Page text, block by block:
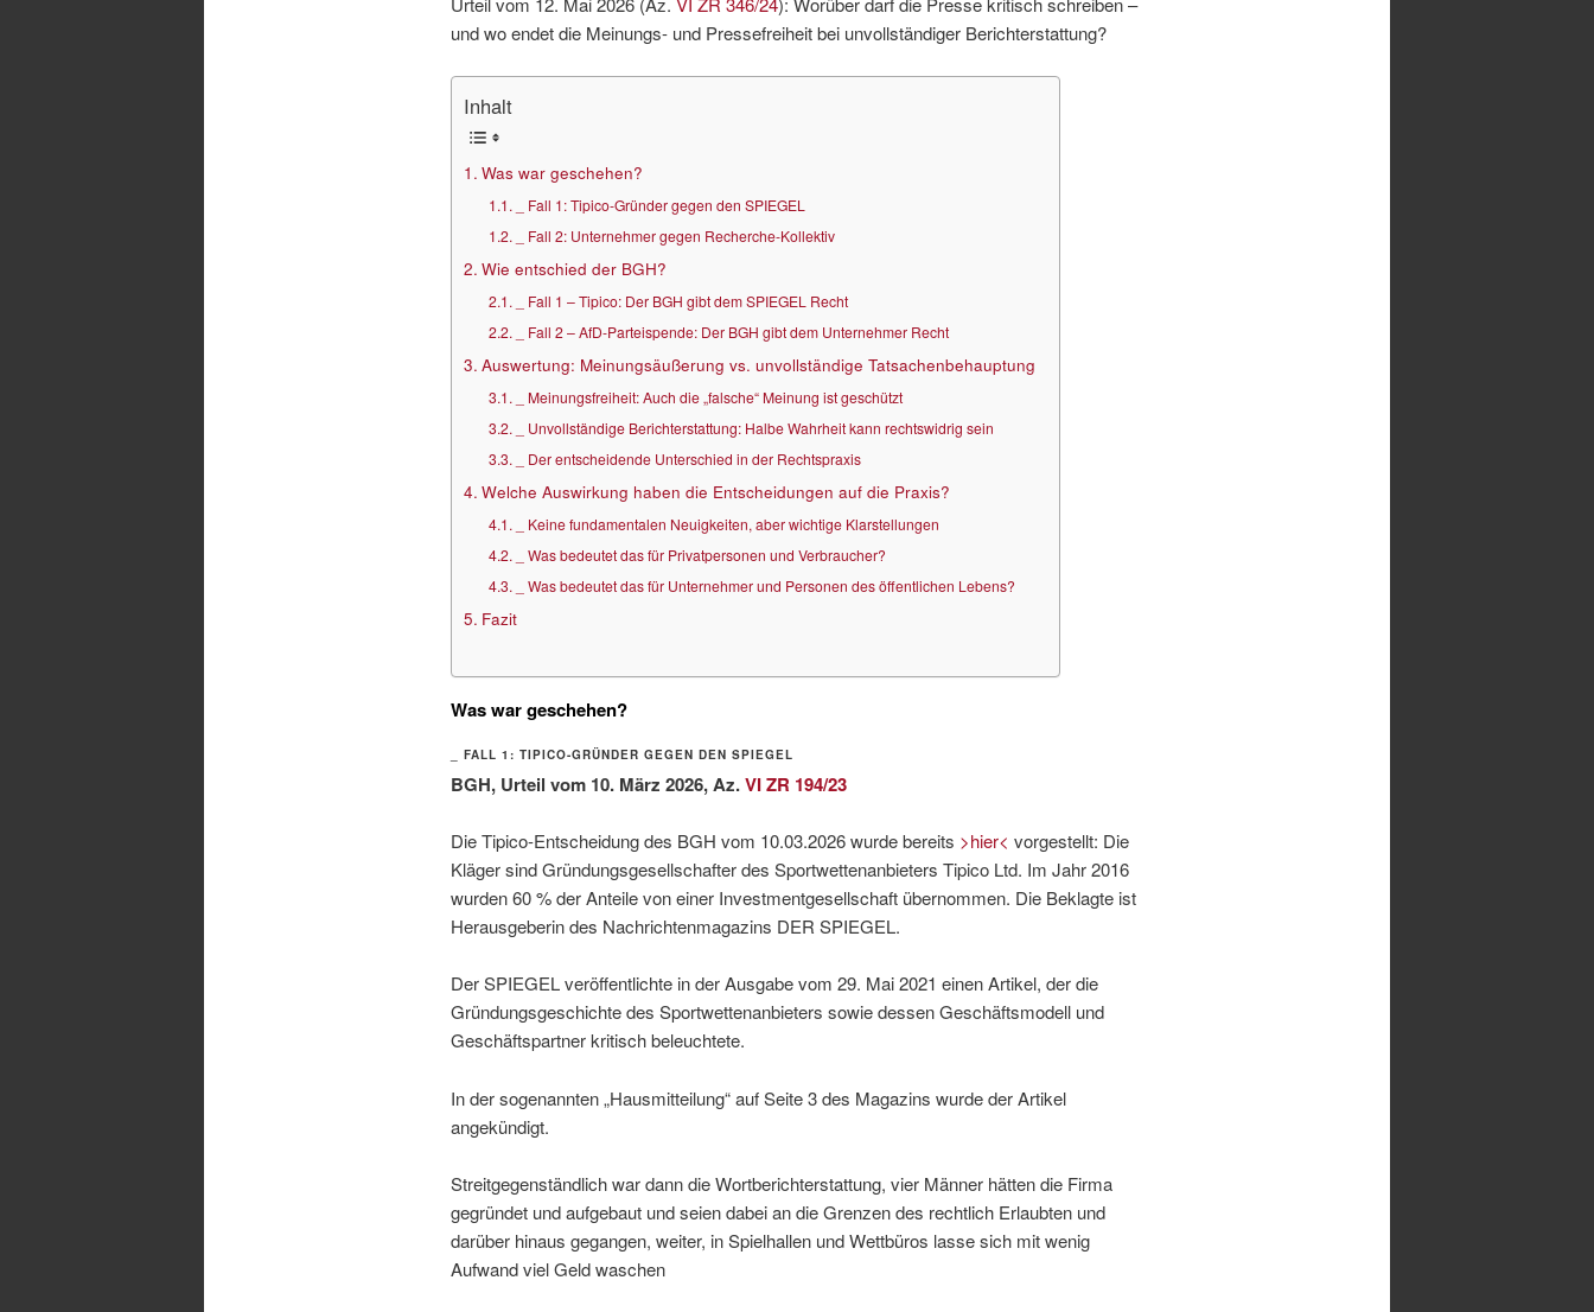
und wo endet die Meinungs- und Pressefreiheit bei unvollständiger Berichterstattung?
Inhalt
Was war geschehen?
_ Fall 1: Tipico-Gründer gegen den SPIEGEL
_ Fall 2: Unternehmer gegen Recherche-Kollektiv
Wie entschied der BGH?
_ Fall 1 – Tipico: Der BGH gibt dem SPIEGEL Recht
_ Fall 2 – AfD-Parteispende: Der BGH gibt dem Unternehmer Recht
Auswertung: Meinungsäußerung vs. unvollständige Tatsachenbehauptung
_ Meinungsfreiheit: Auch die „falsche“ Meinung ist geschützt
_ Unvollständige Berichterstattung: Halbe Wahrheit kann rechtswidrig sein
_ Der entscheidende Unterschied in der Rechtspraxis
Welche Auswirkung haben die Entscheidungen auf die Praxis?
_ Keine fundamentalen Neuigkeiten, aber wichtige Klarstellungen
_ Was bedeutet das für Privatpersonen und Verbraucher?
_ Was bedeutet das für Unternehmer und Personen des öffentlichen Lebens?
Fazit
Was war geschehen?
_ FALL 1: TIPICO-GRÜNDER GEGEN DEN SPIEGEL
BGH, Urteil vom 10. März 2026, Az.VI ZR 194/23
Die Tipico-Entscheidung des BGH vom 10.03.2026 wurde bereits >hier< vorgestellt: Die
Kläger sind Gründungsgesellschafter des Sportwettenanbieters Tipico Ltd. Im Jahr 2016
wurden 60 % der Anteile von einer Investmentgesellschaft übernommen. Die Beklagte ist
Herausgeberin des Nachrichtenmagazins DER SPIEGEL.
Der SPIEGEL veröffentlichte in der Ausgabe vom 29. Mai 2021 einen Artikel, der die
Gründungsgeschichte des Sportwettenanbieters sowie dessen Geschäftsmodell und
Geschäftspartner kritisch beleuchtete.
In der sogenannten „Hausmitteilung“ auf Seite 3 des Magazins wurde der Artikel
angekündigt.
Streitgegenständlich war dann die Wortberichterstattung, vier Männer hätten die Firma
gegründet und aufgebaut und seien dabei an die Grenzen des rechtlich Erlaubten und
darüber hinaus gegangen, weiter, in Spielhallen und Wettbüros lasse sich mit wenig
Aufwand viel Geld waschen